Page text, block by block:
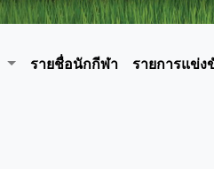
รายชื่อนักกีฬา รายการแข่